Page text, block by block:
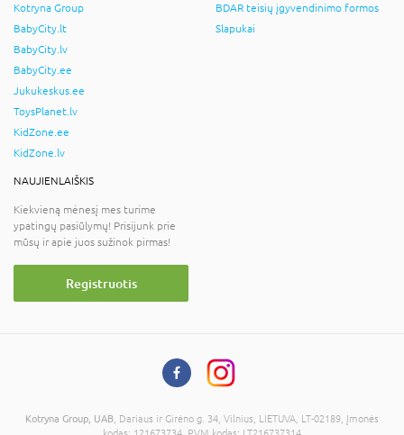
Kotryna Group
BabyCity.lt
BabyCity.lv
BabyCity.ee
Jukukeskus.ee
ToysPlanet.lv
KidZone.ee
KidZone.lv
BDAR teisių įgyvendinimo formos
Slapukai
NAUJIENLAIŠKIS
Kiekvieną mėnesį mes turime
ypatingų pasiūlymų! Prisijunk prie
mūsų ir apie juos sužinok pirmas!
Registruotis
Kotryna Group, UAB , Dariaus ir Girėno g. 34, Vilnius, LIETUVA, LT-02189, Įmonės
kodas: 121673734, PVM kodas: LT216737314